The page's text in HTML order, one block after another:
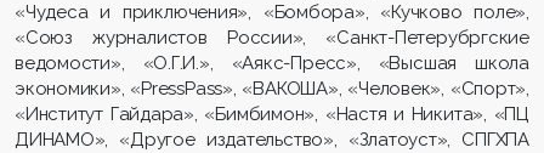
«Чудеса и приключения», «Бомбора», «Кучково поле»,
«Союз журналистов России», «Санкт-Петерубргские
ведомости», «О.Г.И.», «Аякс-Пресс», «Высшая школа
экономики», «PressPass», «ВАКОША», «Человек», «Спорт»,
«Институт Гайдара», «Бимбимон», «Настя и Никита», «ПЦ
ДИНАМО», «Другое издательство», «Златоуст», СПГХПА